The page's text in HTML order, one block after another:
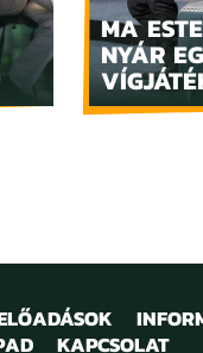
MA
NYÁR
KAPCSOLAT